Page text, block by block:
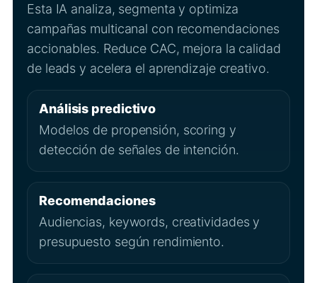
Esta IA analiza, segmenta y optimiza
campañas multicanal con recomendaciones
accionables. Reduce CAC, mejora la calidad
de leads y acelera el aprendizaje creativo.
Análisis predictivo
Modelos de propensión, scoring y
detección de señales de intención.
Recomendaciones
Audiencias, keywords, creatividades y
presupuesto según rendimiento.